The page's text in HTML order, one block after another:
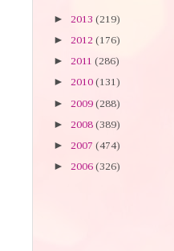
► 2013 (219)
► 2012 (176)
► 2011 (286)
► 2010 (131)
► 2009 (288)
► 2008 (389)
► 2007 (474)
► 2006 (326)